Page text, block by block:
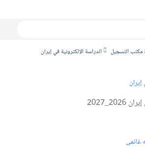
مكتب التسجيل
الدراسة الإلكترونية في إيران
غانمی